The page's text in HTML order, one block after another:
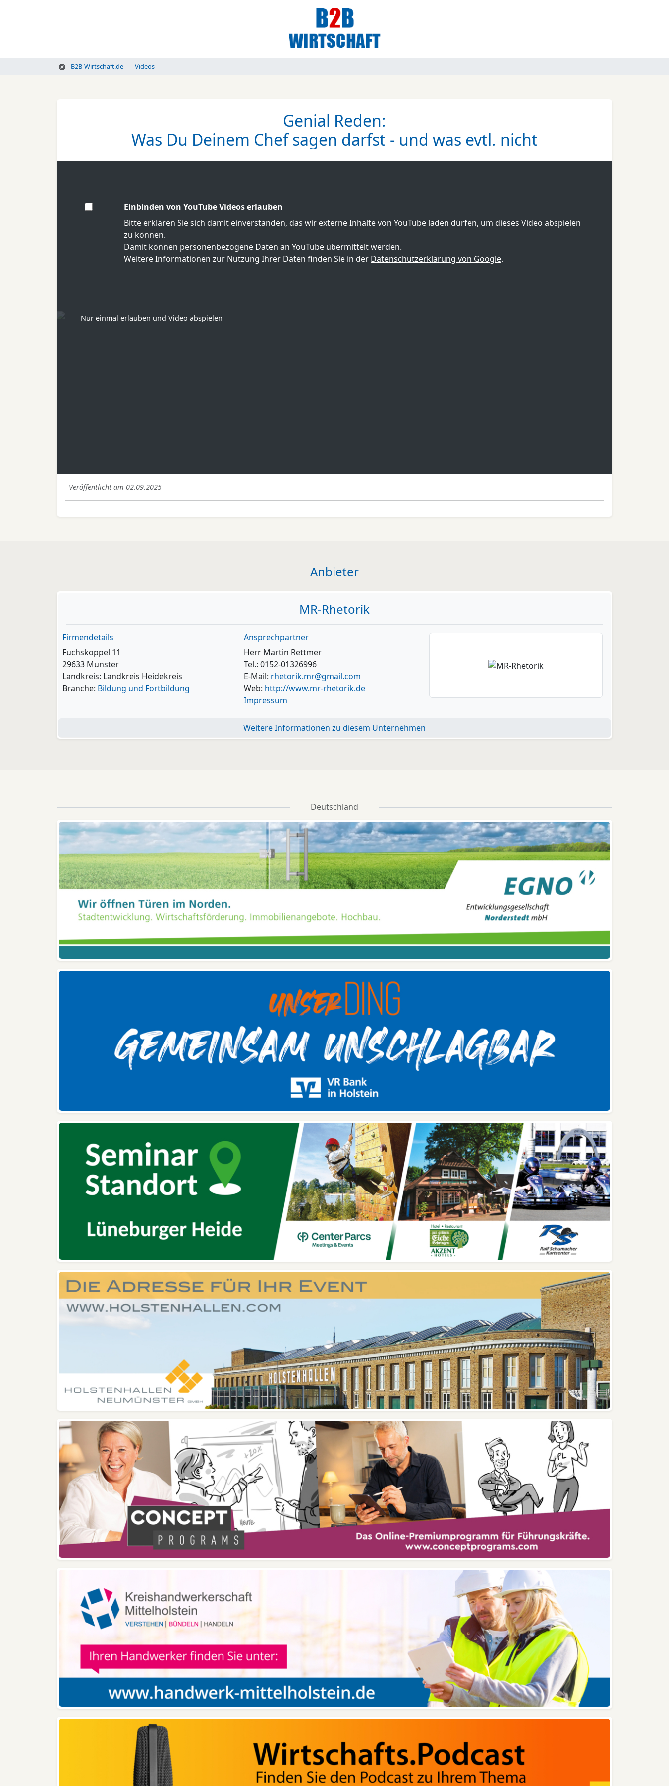
B2B-Wirtschaft.de Videos
Genial Reden:
Was Du Deinem Chef sagen darfst - und was evtl. nicht
Einbinden von YouTube Videos erlauben
Bitte erklären Sie sich damit einverstanden, das wir externe Inhalte von YouTube laden dürfen, um dieses Video abspielen
zu können.
Damit können personenbezogene Daten an YouTube übermittelt werden.
Weitere Informationen zur Nutzung Ihrer Daten finden Sie in der Datenschutzerklärung von Google.
Nur einmal erlauben und Video abspielen
Veröffentlicht am 02.09.2025
Anbieter
MR-Rhetorik
Firmendetails
Fuchskoppel 11
29633 Munster
Landkreis: Landkreis Heidekreis
Branche: Bildung und Fortbildung
Ansprechpartner
Herr Martin Rettmer
Tel.: 0152-01326996
E-Mail: rhetorik.mr@gmail.com
Web: http://www.mr-rhetorik.de
Impressum
Weitere Informationen zu diesem Unternehmen
Deutschland